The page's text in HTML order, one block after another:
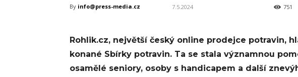
By info@press-media.cz 7.5.2024 751
Rohlik.cz, největší český online prodejce potravin,
konané Sbírky potravin. Ta se stala významnou
osamělé seniory, osoby s handicapem a další